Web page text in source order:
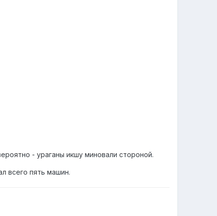
- ураганы икшу миновали стороной.
всего пять машин.